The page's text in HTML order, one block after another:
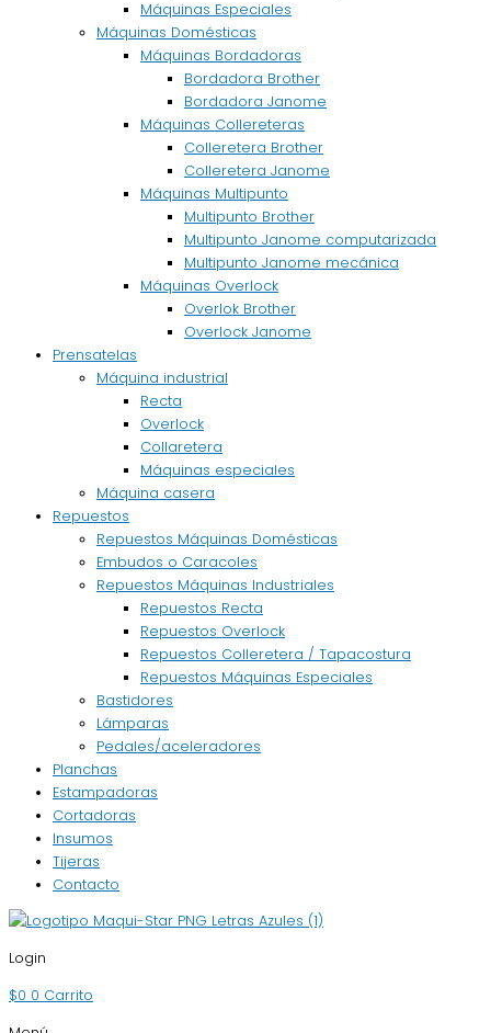
Máquinas Especiales
Máquinas Domésticas
Máquinas Bordadoras
Bordadora Brother
Bordadora Janome
Máquinas Collereteras
Colleretera Brother
Colleretera Janome
Máquinas Multipunto
Multipunto Brother
Multipunto Janome computarizada
Multipunto Janome mecánica
Máquinas Overlock
Overlok Brother
Overlock Janome
Prensatelas
Máquina industrial
Recta
Overlock
Collaretera
Máquinas especiales
Máquina casera
Repuestos
Repuestos Máquinas Domésticas
Embudos o Caracoles
Repuestos Máquinas Industriales
Repuestos Recta
Repuestos Overlock
Repuestos Colleretera / Tapacostura
Repuestos Máquinas Especiales
Bastidores
Lámparas
Pedales/aceleradores
Planchas
Estampadoras
Cortadoras
Insumos
Tijeras
Contacto
Login
$0 0 Carrito